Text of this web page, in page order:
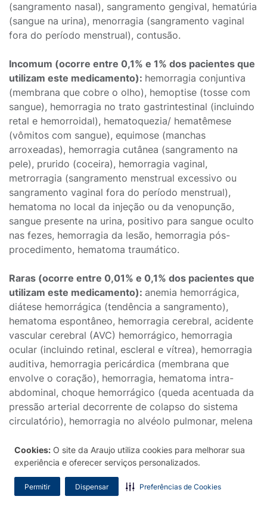
Cookies: O site da Araujo utiliza cookies para melhorar sua
experiência e oferecer serviços personalizados.
Permitir Dispensar Preferências de Cookies
(sangramento nasal), sangramento gengival, hematúria
(sangue na urina), menorragia (sangramento vaginal
fora do período menstrual), contusão.
Incomum (ocorre entre 0,1% e 1% dos pacientes que
utilizam este medicamento): hemorragia conjuntiva
(membrana que cobre o olho), hemoptise (tosse com
sangue), hemorragia no trato gastrintestinal (incluindo
retal e hemorroidal), hematoquezia/ hematêmese
(vômitos com sangue), equimose (manchas
arroxeadas), hemorragia cutânea (sangramento na
pele), prurido (coceira), hemorragia vaginal,
metrorragia (sangramento menstrual excessivo ou
sangramento vaginal fora do período menstrual),
hematoma no local da injeção ou da venopunção,
sangue presente na urina, positivo para sangue oculto
nas fezes, hemorragia da lesão, hemorragia pós-
procedimento, hematoma traumático.
Raras (ocorre entre 0,01% e 0,1% dos pacientes que
utilizam este medicamento): anemia hemorrágica,
diátese hemorrágica (tendência a sangramento),
hematoma espontâneo, hemorragia cerebral, acidente
vascular cerebral (AVC) hemorrágico, hemorragia
ocular (incluindo retinal, escleral e vítrea), hemorragia
auditiva, hemorragia pericárdica (membrana que
envolve o coração), hemorragia, hematoma intra-
abdominal, choque hemorrágico (queda acentuada da
pressão arterial decorrente de colapso do sistema
circulatório), hemorragia no alvéolo pulmonar, melena
hemorragia no trato gastrintestinal (incluindo anal, da
úlcera gástrica, bucal, da parede abdominal, no
esôfago [síndrome de Mallory -Weiss], gástrica, da
úlcera péptica e do intestino delgado), petéquia